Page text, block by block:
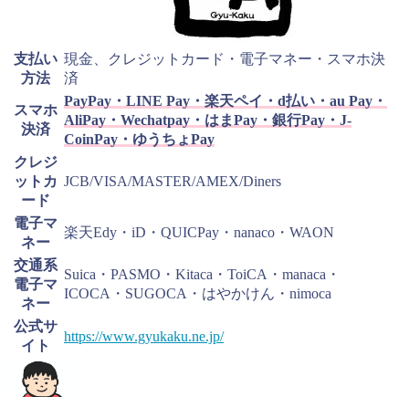
支払い
方法
現金、クレジットカード・電子マネー・スマホ決
済
スマホ
決済
PayPay・LINE Pay・楽天ペイ・d払い・au Pay・
AliPay・Wechatpay・はまPay・銀行Pay・J-
CoinPay・ゆうちょPay
クレジ
ットカ
ード
JCB/VISA/MASTER/AMEX/Diners
電子マ
ネー
楽天Edy・iD・QUICPay・nanaco・WAON
交通系
電子マ
ネー
Suica・PASMO・Kitaca・ToiCA・manaca・
ICOCA・SUGOCA・はやかけん・nimoca
公式サ
イト
https://www.gyukaku.ne.jp/